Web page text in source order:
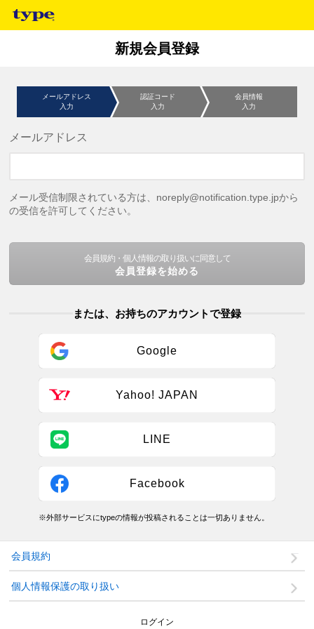
新規会員登録
メールアドレス
入力
認証コード
入力
会員情報
入力
メールアドレス
メール受信制限されている方は、noreply@notification.type.jpから
の受信を許可してください。
会員規約・個人情報の取り扱いに同意して
会員登録を始める
または、お持ちのアカウントで登録
Google
Yahoo! JAPAN
LINE
Facebook
※外部サービスにtypeの情報が投稿されることは一切ありません。
会員規約
個人情報保護の取り扱い
ログイン